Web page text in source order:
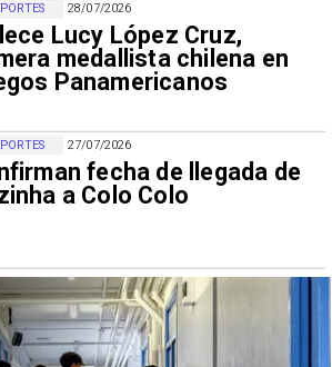
28/07/2026
Lucy López Cruz,
medallista chilena en
Panamericanos
27/07/2026
fecha de llegada de
a Colo Colo